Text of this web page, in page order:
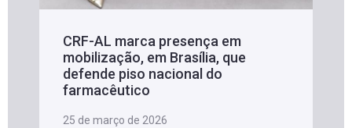
CRF-AL marca presença em
mobilização, em Brasília, que
defende piso nacional do
farmacêutico
25 de março de 2026